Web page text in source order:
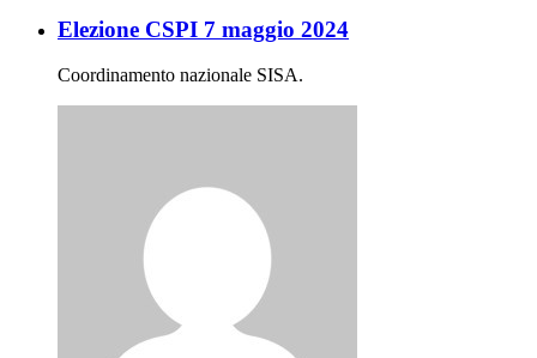
Elezione CSPI 7 maggio 2024
Coordinamento nazionale SISA.